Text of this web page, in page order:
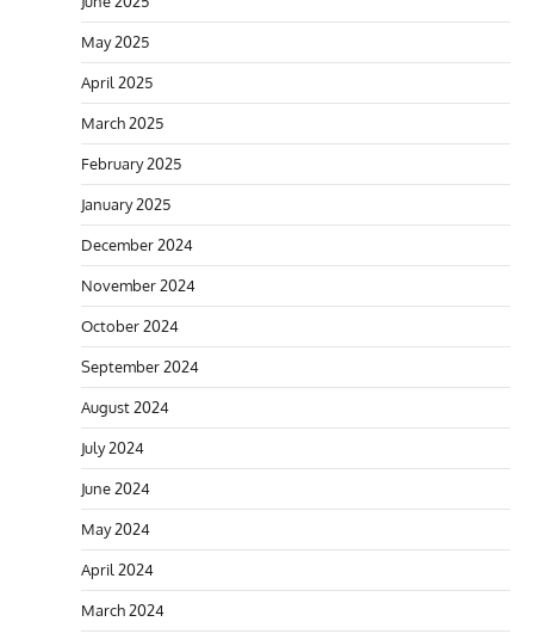
May 2025
April 2025
March 2025
February 2025
January 2025
December 2024
November 2024
October 2024
September 2024
August 2024
July 2024
June 2024
May 2024
April 2024
March 2024